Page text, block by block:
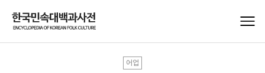
어업